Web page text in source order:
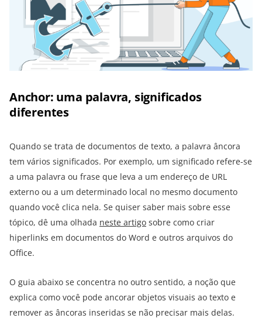
Anchor: uma palavra, significados
diferentes
Quando se trata de documentos de texto, a palavra âncora
tem vários significados. Por exemplo, um significado refere-se
a uma palavra ou frase que leva a um endereço de URL
externo ou a um determinado local no mesmo documento
quando você clica nela. Se quiser saber mais sobre esse
tópico, dê uma olhada neste artigo sobre como criar
hiperlinks em documentos do Word e outros arquivos do
Office.
O guia abaixo se concentra no outro sentido, a noção que
explica como você pode ancorar objetos visuais ao texto e
remover as âncoras inseridas se não precisar mais delas.